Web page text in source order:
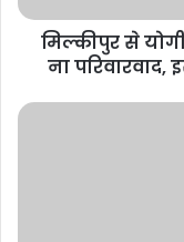
मिल्कीपुर से
ना परिवारवाद,